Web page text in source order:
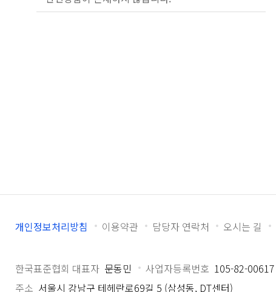
개인정보처리방침 이용약관 담당자 연락처 오시는 길
한국표준협회 대표자 문동민 사업자등록번호 105-82-00617
주소 서울시 강남구 테헤란로69길 5 (삼성동, DT센터)